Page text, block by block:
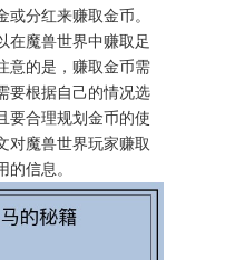
分红来赚取金币。
在魔兽世界中赚取足
意的是，赚取金币需
要根据自己的情况选
要合理规划金币的使
对魔兽世界玩家赚取
的信息。